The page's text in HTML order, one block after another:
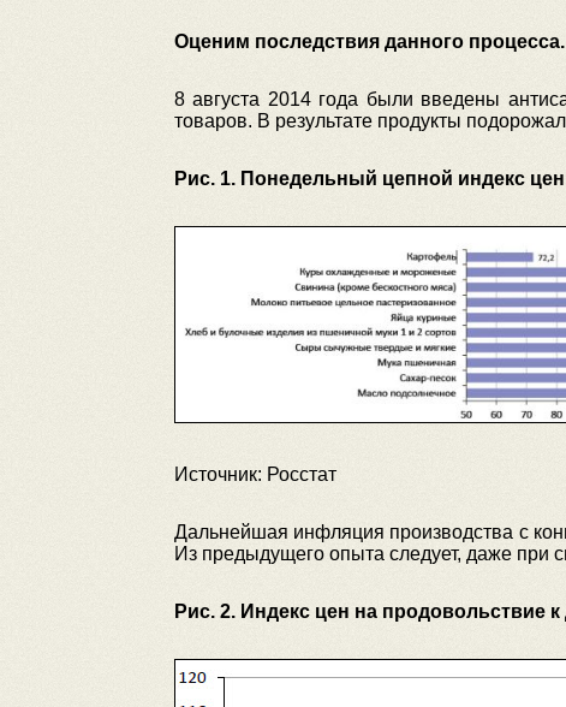
Оценим последствия данного процесса.
8 августа 2014 года были введены
товаров. В результате продукты
Рис. 1. Понедельный цепной индекс цен
Источник: Росстат
Дальнейшая инфляция производства с
Из предыдущего опыта следует, даже при
Рис. 2. Индекс цен на продовольствие